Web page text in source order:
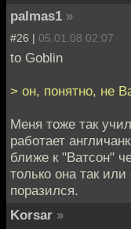
palmas1 »
#26 | 05.01.08 02:07
to Goblin
> он, понятно, не
Меня тоже так
работает
ближе к "Ватсон"
только она так
поразился.
Korsar »